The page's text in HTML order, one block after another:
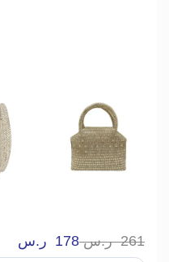
261 ر.س178 ر.س